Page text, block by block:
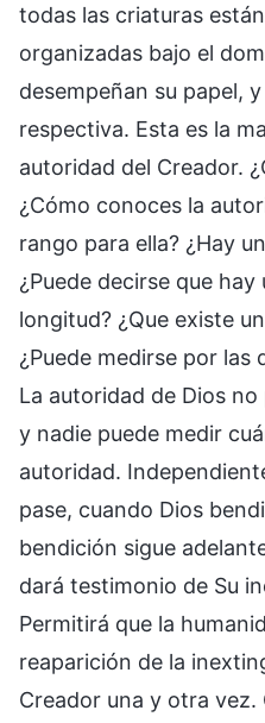
todas las criaturas
organizadas bajo el
desempeñan su papel,
respectiva. Esta es la
autoridad del Creador.
¿Cómo conoces la
rango para ella? ¿Hay
¿Puede decirse que
longitud? ¿Que existe
¿Puede medirse por las
La autoridad de Dios
y nadie puede medir
autoridad.
pase, cuando Dios
bendición sigue
dará testimonio de Su
Permitirá que la
reaparición de la
Creador una y otra vez.